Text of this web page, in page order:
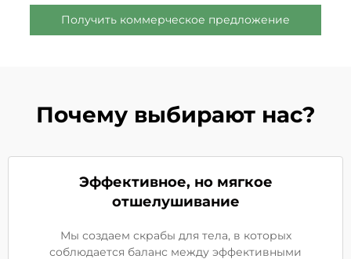
Получить коммерческое предложение
Почему выбирают нас?
Эффективное, но мягкое
отшелушивание
Мы создаем скрабы для тела, в которых
соблюдается баланс между эффективными